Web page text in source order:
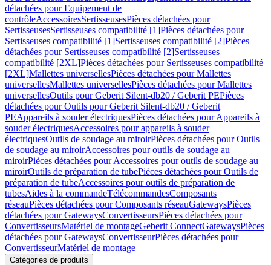
détachées pour Equipement de
contrôleAccessoiresSertisseusesPièces détachées pour
SertisseusesSertisseuses compatibilité [1]Pièces détachées pour
Sertisseuses compatibilité [1]Sertisseuses compatibilité [2]Pièces
détachées pour Sertisseuses compatibilité [2]Sertisseuses
compatibilité [2XL]Pièces détachées pour Sertisseuses compatibilité
[2XL]Mallettes universellesPièces détachées pour Mallettes
universellesMallettes universellesPièces détachées pour Mallettes
universellesOutils pour Geberit Silent-db20 / Geberit PEPièces
détachées pour Outils pour Geberit Silent-db20 / Geberit
PEAppareils à souder électriquesPièces détachées pour Appareils à
souder électriquesAccessoires pour appareils à souder
électriquesOutils de soudage au miroirPièces détachées pour Outils
de soudage au miroirAccessoires pour outils de soudage au
miroirPièces détachées pour Accessoires pour outils de soudage au
miroirOutils de préparation de tubePièces détachées pour Outils de
préparation de tubeAccessoires pour outils de préparation de
tubesAides à la commandeTélécommandesComposants
réseauPièces détachées pour Composants réseauGatewaysPièces
détachées pour GatewaysConvertisseursPièces détachées pour
ConvertisseursMatériel de montageGeberit ConnectGatewaysPièces
détachées pour GatewaysConvertisseurPièces détachées pour
ConvertisseurMatériel de montage
Catégories de produits